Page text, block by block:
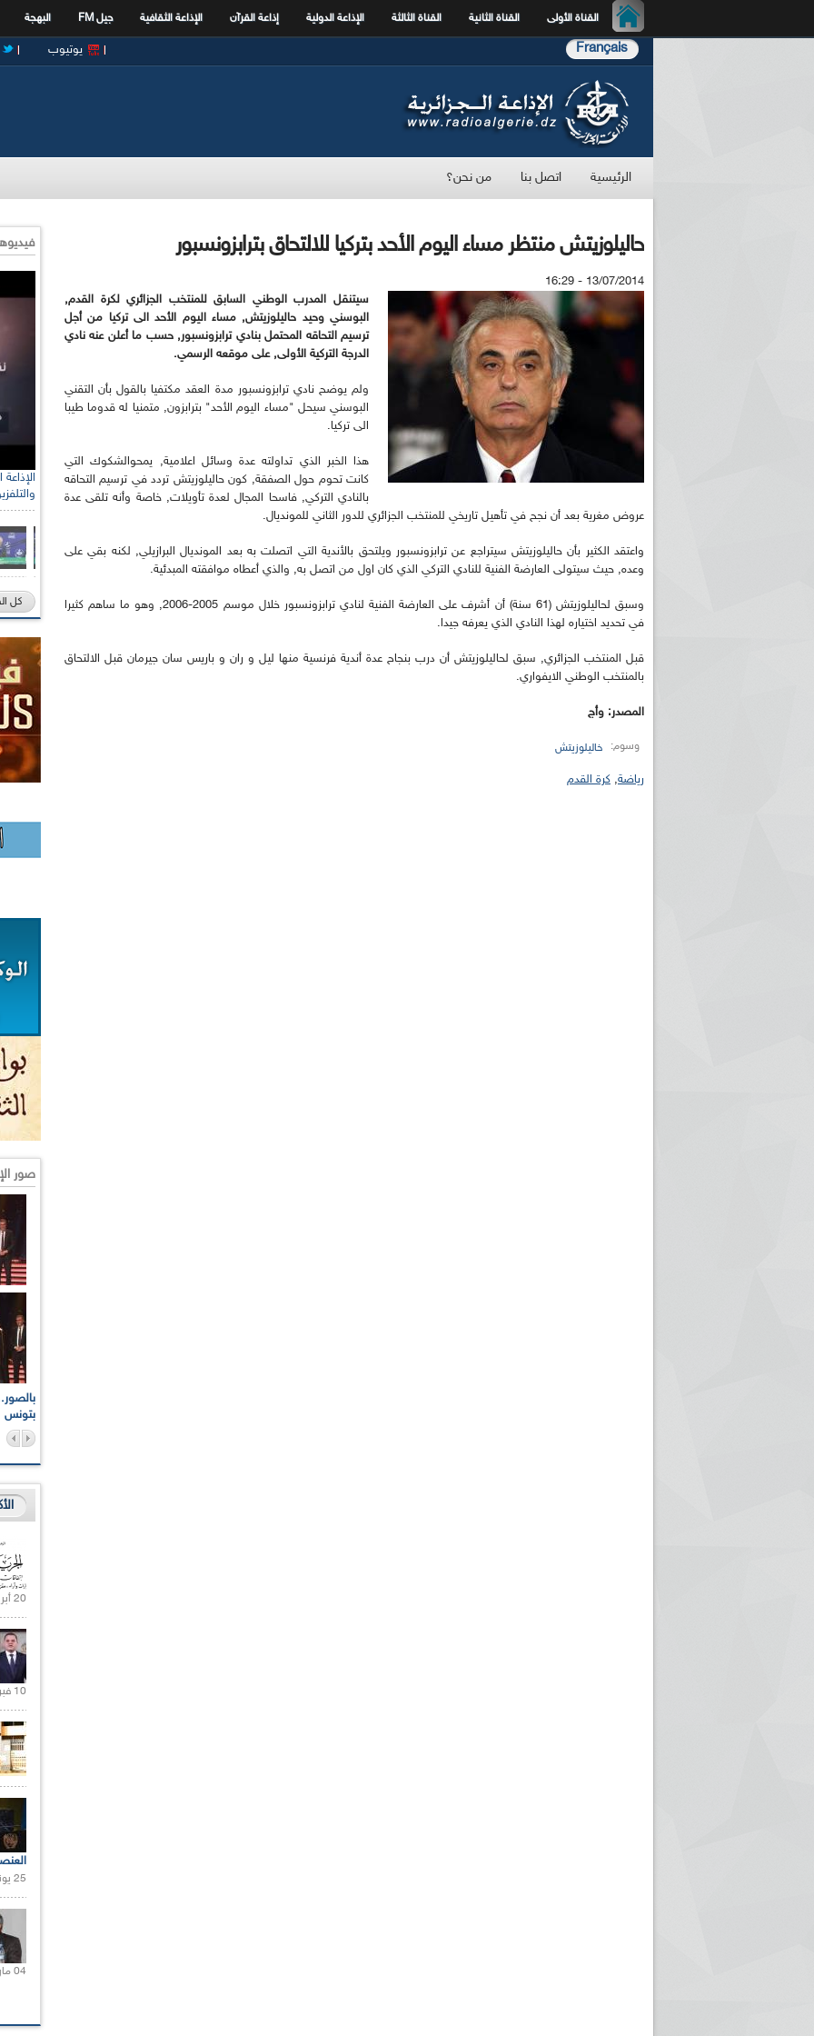
القناة الأولى القناة الثانية القناة الثالثة الإذاعة الدولية إذاعة القرآن الإذاعة الثقافية جيل FM البهجة
Français يوتيوب
الرئيسية اتصل بنا من نحن؟
حاليلوزيتش منتظر مساء اليوم الأحد بتركيا للالتحاق بترابزونسبور
13/07/2014 - 16:29
سيتنقل المدرب الوطني السابق للمنتخب الجزائري لكرة القدم,
البوسني وحيد حاليلوزيتش, مساء اليوم الأحد الى تركيا من أجل
ترسيم التحاقه المحتمل بنادي ترابزونسبور, حسب ما أعلن عنه نادي
الدرجة التركية الأولى, على موقعه الرسمي.
ولم يوضح نادي ترابزونسبور مدة العقد مكتفيا بالقول بأن التقني
البوسني سيحل "مساء اليوم الأحد" بترابزون, متمنيا له قدوما طيبا
الى تركيا.
هذا الخبر الذي تداولته عدة وسائل اعلامية, يمحوالشكوك التي
كانت تحوم حول الصفقة, كون حاليلوزيتش تردد في ترسيم التحاقه
بالنادي التركي, فاسحا المجال لعدة تأويلات, خاصة وأنه تلقى عدة
عروض مغرية بعد أن نجح في تأهيل تاريخي للمنتخب الجزائري للدور الثاني للمونديال.
واعتقد الكثير بأن حاليلوزيتش سيتراجع عن ترابزونسبور ويلتحق بالأندية التي اتصلت به بعد المونديال البرازيلي, لكنه بقي على
وعده, حيث سيتولى العارضة الفنية للنادي التركي الذي كان اول من اتصل به, والذي أعطاه موافقته المبدئية.
وسبق لحاليلوزيتش (61 سنة) أن أشرف على العارضة الفنية لنادي ترابزونسبور خلال موسم 2005-2006, وهو ما ساهم كثيرا
في تحديد اختياره لهذا النادي الذي يعرفه جيدا.
قبل المنتخب الجزائري, سبق لحاليلوزيتش أن درب بنجاح عدة أندية فرنسية منها ليل و ران و باريس سان جيرمان قبل الالتحاق
بالمنتخب الوطني الايفواري.
المصدر: وأج
وسوم: خاليلوزيتش
رياضة, كرة القدم
كل
صور
بتونس
20 أبريل 2021 |
10 فبراير 2021 |
25 يونيو 2021 |
04 مارس 2020 |